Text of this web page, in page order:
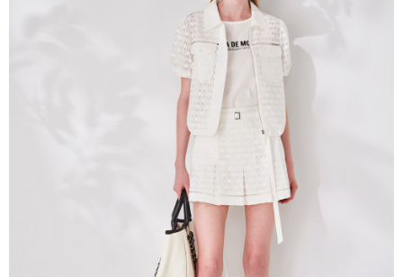
３．未成年的使用者請事先徵得法定代理人或監護人之同意方可使用
「AFTEE先享後付」，若未經同意申辦者引起之損失，本公司不負相關責
４．使用「AFTEE先享後付」時，將依據個別帳號之用戶狀況，依本公司即
時審查核予不同之上限額度；若仍有額度不足之情形，本公司將視審查結果
５．嚴禁一人註冊多個帳號或使用他人資訊註冊。若發現惡意使用之情形，
恩沛科技股份有限公司將有權停止該用戶之使用額度並採取法律行動。